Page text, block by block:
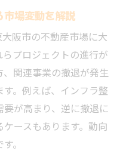
撤退の波及効果
と資産価値の関係
業者の対応例紹介
のリスク管理方法
大阪市の実態
本と注意すべき点
市場で果たす役割
場変動を解説
阪市の不動産市場に大
プロジェクトの進行が
関連事業の撤退が発生
。例えば、インフラ整
が高まり、逆に撤退に
ースもあります。動向
。